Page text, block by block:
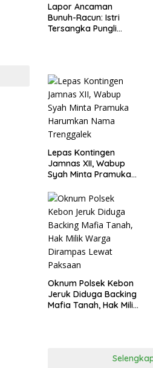
Lapor Ancaman
Bunuh-Racun: Istri
Tersangka Pungli
Disdagperin
Lepas Kontingen
Jamnas XII, Wabup
Syah Minta Pramuka
Trenggalek
Oknum Polsek Kebon
Jeruk Diduga Backing
Mafia Tanah, Hak Milik